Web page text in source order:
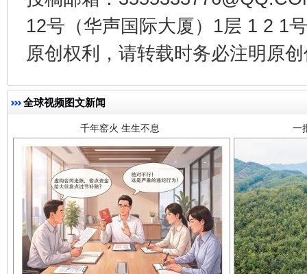
12号（华声国际大厦）1层 1 2 1
原创权利，请转载时务必注明原
全球视频图文新闻
揭开“小金库”的免责幌子